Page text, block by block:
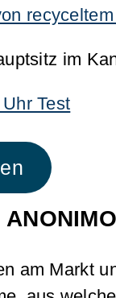
recyceltem
im
am Markt